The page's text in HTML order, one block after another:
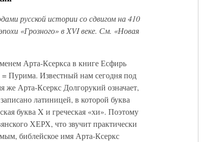
русской истории со сдвигом на 410
«Грозного» в XVI веке. См. «Новая
Арта-Ксеркса в книге Есфирь
Пурима. Известный нам сегодня под
Арта-Ксеркс Долгорукий означает,
латиницей, в которой буква
буква X и греческая «хи». Поэтому
ХЕРХ, что звучит практически
библейское имя Арта-Ксеркс